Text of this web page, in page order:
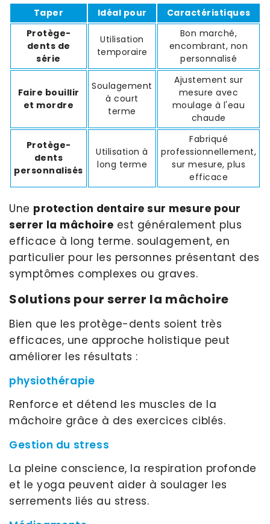
Taper Idéal pour
Caractéristiques
Protège-
dents de
série
Utilisation
temporaire
Bon marché,
encombrant, non
personnalisé
Faire bouillir
et mordre
Soulagement
à court
terme
Ajustement sur
mesure avec
moulage à l'eau
chaude
Protège-
dents
personnalisés
Utilisation à
long terme
Fabriqué
professionnellement,
sur mesure, plus
efficace
Une protection dentaire sur mesure pour
serrer la mâchoire est généralement plus
efficace à long terme. soulagement, en
particulier pour les personnes présentant des
symptômes complexes ou graves.
Solutions pour serrer la mâchoire
Bien que les protège-dents soient très
efficaces, une approche holistique peut
améliorer les résultats :
physiothérapie
Renforce et détend les muscles de la
mâchoire grâce à des exercices ciblés.
Gestion du stress
La pleine conscience, la respiration profonde
et le yoga peuvent aider à soulager les
serrements liés au stress.